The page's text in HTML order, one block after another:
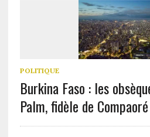
POLITIQUE
Burkina Faso : les
Palm, fidèle de Compaoré